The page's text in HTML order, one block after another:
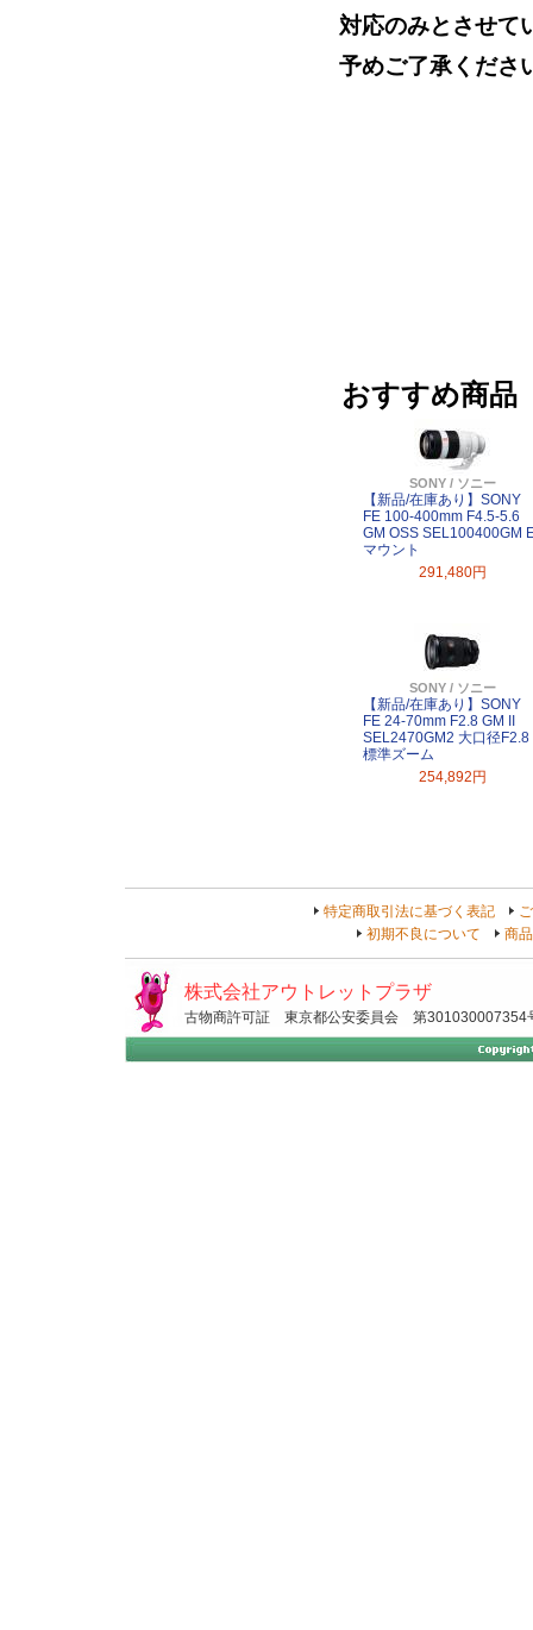
対応のみとさせて
予めご了承くださ
おすすめ商品
SONY / ソニー
【新品/在庫あり】SONY
FE 100-400mm F4.5-5.6
GM OSS SEL100400GM
マウント
291,480円
SONY / ソニー
【新品/在庫あり】SONY
FE 24-70mm F2.8 GM II
SEL2470GM2 大口径F2.8
標準ズーム
254,892円
特定商取引法に基づく表記
初期不良について
商
株式会社アウトレットプラザ
古物商許可証 東京都公安委員会 第301030007354